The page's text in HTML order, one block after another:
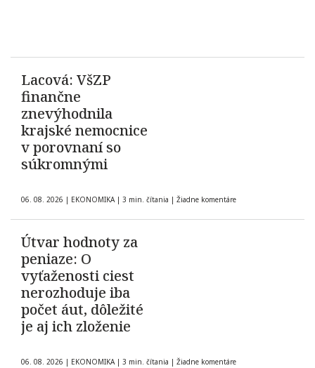
Lacová: VšZP
finančne
znevýhodnila
krajské nemocnice
v porovnaní so
súkromnými
06. 08. 2026 | EKONOMIKA | 3 min. čítania | Žiadne komentáre
Útvar hodnoty za
peniaze: O
vyťaženosti ciest
nerozhoduje iba
počet áut, dôležité
je aj ich zloženie
06. 08. 2026 | EKONOMIKA | 3 min. čítania | Žiadne komentáre